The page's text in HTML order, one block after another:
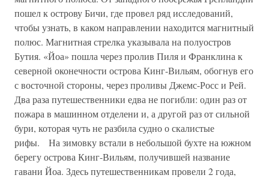
пошел к острову Бичи, где провел ряд исследований,
чтобы узнать, в каком направлении находится магнитный
полюс. Магнитная стрелка указывала на полуостров
Бутия. «Йоа» пошла через пролив Пиля и Франклина к
северной оконечности острова Кинг-Вильям, обогнув его
с восточной стороны, через проливы Джемс-Росс и Рей.
Два раза путешественники едва не погибли: один раз от
пожара в машинном отделени и, а другой раз от сильной
бури, которая чуть не разбила судно о скалистые
рифы. На зимовку встали в небольшой бухте на южном
берегу острова Кинг-Вильям, получившей название
гавани Йоа. Здесь путешественникам провели 2 года,